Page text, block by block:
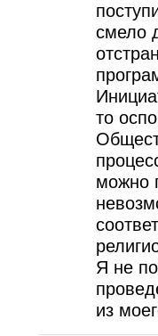
смело
то
можно
Я не
из